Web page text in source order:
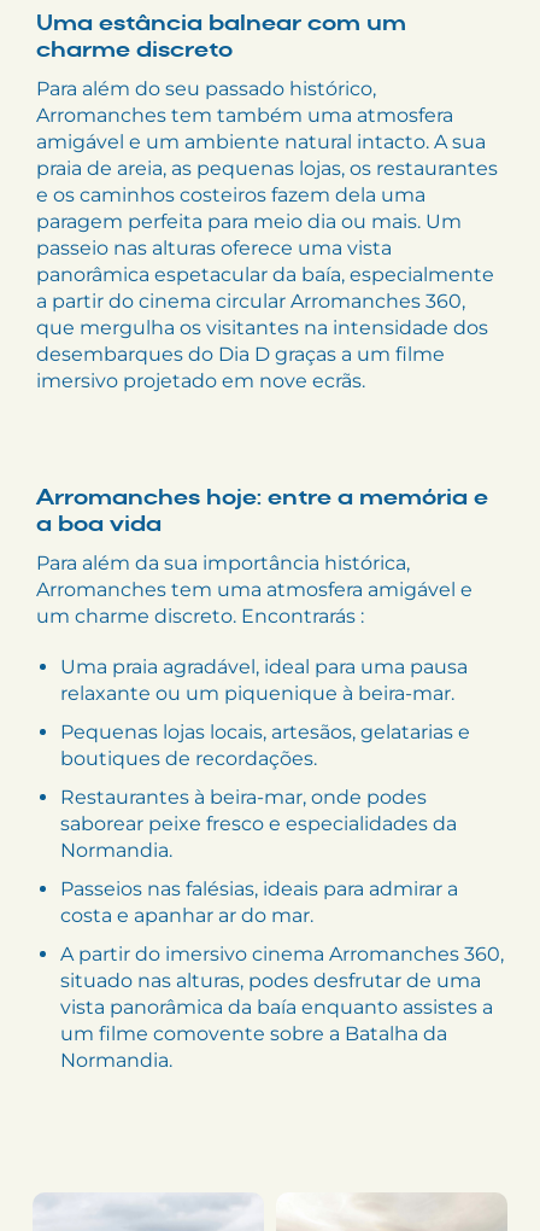
Uma estância balnear com um
charme discreto
Para além do seu passado histórico,
Arromanches tem também uma atmosfera
amigável e um ambiente natural intacto. A sua
praia de areia, as pequenas lojas, os restaurantes
e os caminhos costeiros fazem dela uma
paragem perfeita para meio dia ou mais. Um
passeio nas alturas oferece uma vista
panorâmica espetacular da baía, especialmente
a partir do cinema circular Arromanches 360,
que mergulha os visitantes na intensidade dos
desembarques do Dia D graças a um filme
imersivo projetado em nove ecrãs.
Arromanches hoje: entre a memória e
a boa vida
Para além da sua importância histórica,
Arromanches tem uma atmosfera amigável e
um charme discreto. Encontrarás :
Uma praia agradável, ideal para uma pausa
relaxante ou um piquenique à beira-mar.
Pequenas lojas locais, artesãos, gelatarias e
boutiques de recordações.
Restaurantes à beira-mar, onde podes
saborear peixe fresco e especialidades da
Normandia.
Passeios nas falésias, ideais para admirar a
costa e apanhar ar do mar.
A partir do imersivo cinema Arromanches 360,
situado nas alturas, podes desfrutar de uma
vista panorâmica da baía enquanto assistes a
um filme comovente sobre a Batalha da
Normandia.